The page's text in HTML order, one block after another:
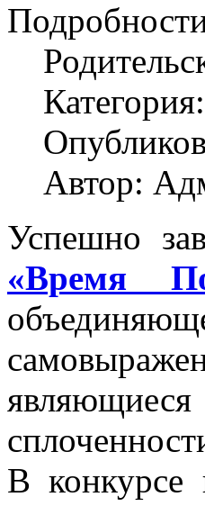
Категория:
Автор:
Успешно
«Время
В конкурсе